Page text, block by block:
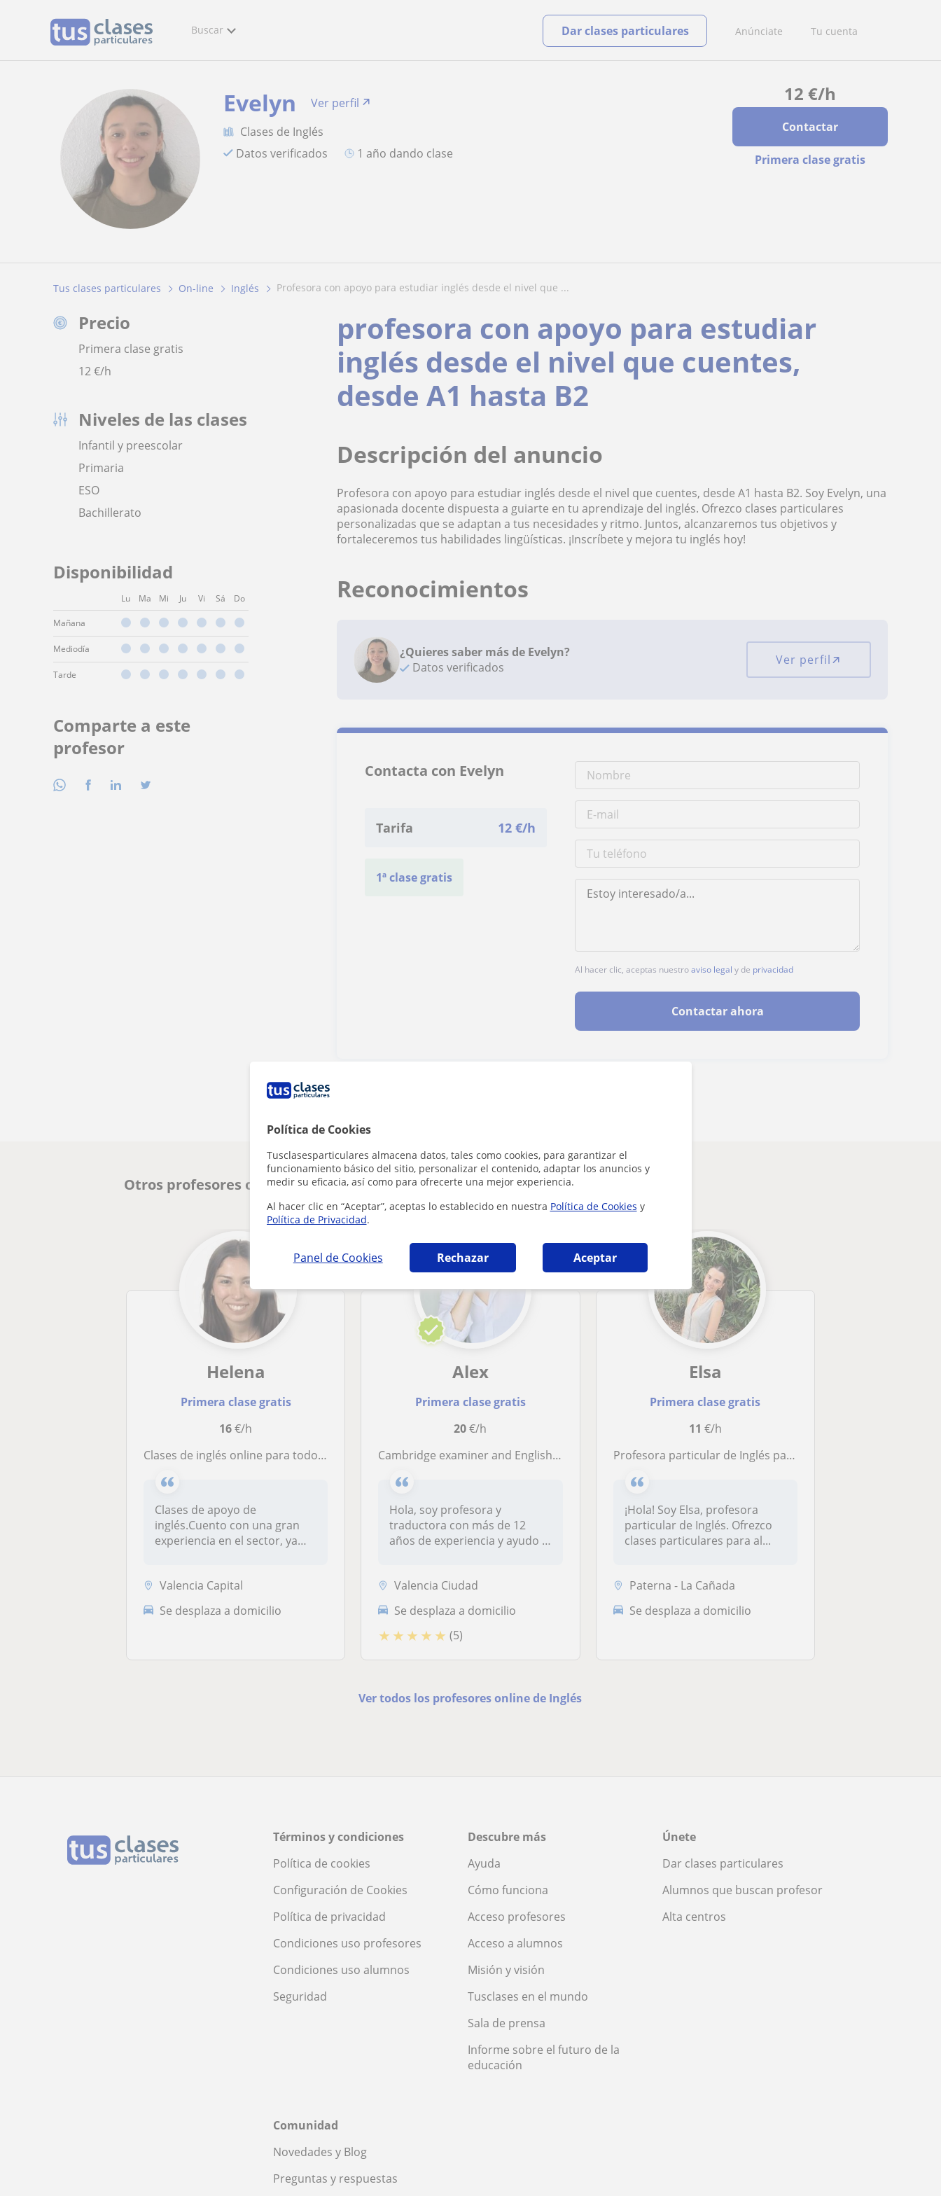
Política de Cookies
Tusclasesparticulares almacena datos, tales como cookies, para garantizar el
funcionamiento básico del sitio, personalizar el contenido, adaptar los anuncios y
medir su eficacia, así como para ofrecerte una mejor experiencia.
Al hacer clic en “Aceptar”, aceptas lo establecido en nuestra Política de Cookies y
Política de Privacidad.
Panel de Cookies Rechazar Aceptar
Buscar Anúnciate Tu cuenta
Dar clases particulares
12 €/h
Contactar
Primera clase gratis
Evelyn
Ver perfil
Clases de Inglés
Datos verificados
1 año dando clase
Tus clases particulares On-line Inglés profesora con apoyo para estudiar inglés desde el nivel que ...
Precio
Primera clase gratis
12€/h
Niveles de las clases
Infantil y preescolar
Primaria
ESO
Bachillerato
Disponibilidad
Lu Ma Mi Ju Vi Sá Do
Mañana
Mediodía
Tarde
Comparte a este
profesor
profesora con apoyo para estudiar
inglés desde el nivel que cuentes,
desde A1 hasta B2
Descripción del anuncio
Profesora con apoyo para estudiar inglés desde el nivel que cuentes, desde A1 hasta B2. Soy Evelyn, una
apasionada docente dispuesta a guiarte en tu aprendizaje del inglés. Ofrezco clases particulares
personalizadas que se adaptan a tus necesidades y ritmo. Juntos, alcanzaremos tus objetivos y
fortaleceremos tus habilidades lingüísticas. ¡Inscríbete y mejora tu inglés hoy!
Reconocimientos
¿Quieres saber más de Evelyn?
Datos verificados
Ver perfil
Contacta con Evelyn
Tarifa 12 €/h
1ª clase gratis
Al hacer clic, aceptas nuestroaviso legal y de privacidad
Contactar ahora
Otros profesores online de Inglés que pueden interesarte
Helena
Primera clase gratis
16€/h
Clases de inglés online para todos, desde niños hasta adolescentes
Clases de apoyo de
inglés.Cuento con una gran
experiencia en el sector, ya
Valencia Capital
Se desplaza a domicilio
Alex
Primera clase gratis
20€/h
Cambridge examiner and English teacher
Hola, soy profesora y
traductora con más de 12
años de experiencia y ayudo a
Valencia Ciudad
Se desplaza a domicilio
★ ★ ★ ★ ★ (5)
Elsa
Primera clase gratis
11 €/h
Profesora particular de Inglés para alumnos de primaria y de la ESO
¡Hola! Soy Elsa, profesora
particular de Inglés. Ofrezco
clases particulares para al...
Paterna - La Cañada
Se desplaza a domicilio
Ver todos los profesores online de Inglés
Términos y condiciones
Política de cookies
Configuración de Cookies
Política de privacidad
Condiciones uso profesores
Condiciones uso alumnos
Seguridad
Descubre más
Ayuda
Cómo funciona
Acceso profesores
Acceso a alumnos
Misión y visión
Tusclases en el mundo
Sala de prensa
Informe sobre el futuro de la
educación
Únete
Dar clases particulares
Alumnos que buscan profesor
Alta centros
Comunidad
Novedades y Blog
Preguntas y respuestas